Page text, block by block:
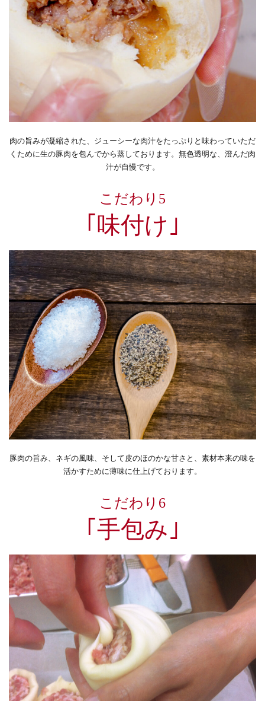
肉の旨みが凝縮された、ジューシーな肉汁をたっぷりと味わっていただ
くために生の豚肉を包んでから蒸しております。無色透明な、澄んだ肉
汁が自慢です。
こだわり5
｢味付け｣
豚肉の旨み、ネギの風味、そして皮のほのかな甘さと、素材本来の味を
活かすために薄味に仕上げております。
こだわり6
｢手包み｣